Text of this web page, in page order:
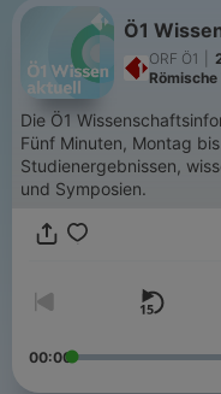
Ö1
ORF Ö1
Die Ö1
Fünf Minuten, Montag
Studienergebnissen,
und Symposien.
00:00